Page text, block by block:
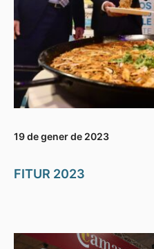
19 de gener de 2023
FITUR 2023